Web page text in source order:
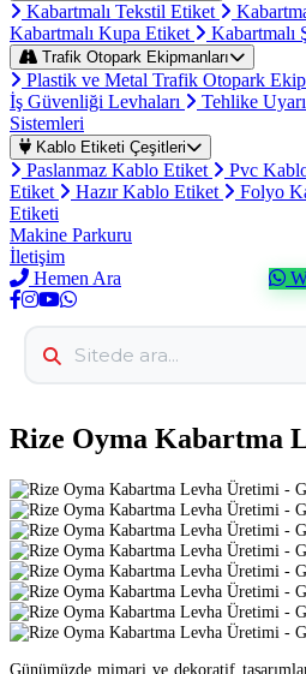
Kabartmalı Tekstil Etiket
Kabartmalı Kupa Etiket
Kabartmalı
Trafik Otopark Ekipmanları
Plastik ve Metal Trafik Otopark
İş Güvenliği Levhaları
Tehlike
Sistemleri
Kablo Etiketi Çeşitleri
Paslanmaz Kablo Etiket Pvc
Etiket
Hazır Kablo Etiket Folyo
Etiketi
Makine Parkuru
İletişim
Hemen Ara
Rize Oyma Kabartma
Günümüzde mimari ve dekoratif